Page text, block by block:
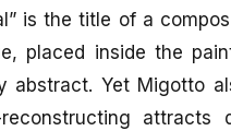
is the title of a
placed inside the
abstract. Yet Migotto